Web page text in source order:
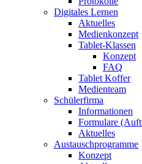
Digitales Lernen
Aktuelles
Medienkonzept
Tablet-Klassen
Konzept
FAQ
Tablet Koffer
Medienteam
Schülerfirma
Informationen
Formulare
Aktuelles
Austauschprogramme
Konzept